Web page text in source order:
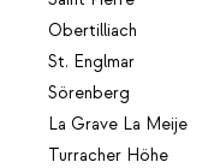
Obertilliach
St. Englmar
Sörenberg
La Grave La Meije
Turracher Höhe